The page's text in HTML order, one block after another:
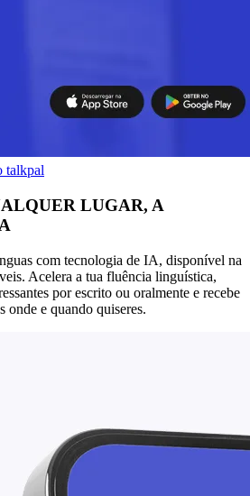
talkpal
LUGAR, A
com tecnologia de IA, disponível na
Acelera a tua fluência linguística,
por escrito ou oralmente e recebe
onde e quando quiseres.